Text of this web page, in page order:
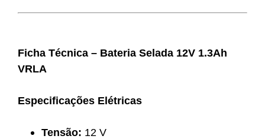
Ficha Técnica – Bateria Selada 12V 1.3Ah
VRLA
Especificações Elétricas
Tensão: 12 V